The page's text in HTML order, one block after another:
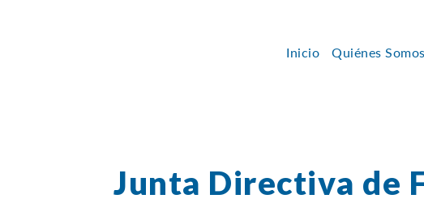
Inicio Quiénes Somos
Junta Directiva de